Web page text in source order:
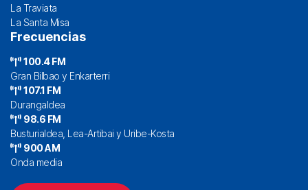
La Traviata
La Santa Misa
Frecuencias
100.4 FM
Gran Bilbao y Enkarterri
107.1 FM
Durangaldea
98.6 FM
Busturialdea, Lea-Artibai y Uribe-Kosta
900 AM
Onda media